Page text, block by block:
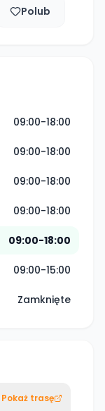
Polub
09:00-18:00
09:00-18:00
09:00-18:00
09:00-18:00
09:00-18:00
09:00-15:00
Zamknięte
Pokaż trasę